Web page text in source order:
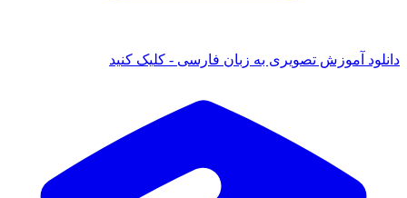
دانلود آموزش تصویری به زبان فارسی - کلیک کنید